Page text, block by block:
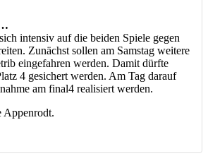
intensiv auf die beiden Spiele gegen
Zunächst sollen am Samstag weitere
eingefahren werden. Damit dürfte
4 gesichert werden. Am Tag darauf
am final4 realisiert werden.
Appenrodt.